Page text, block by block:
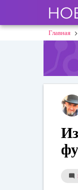
основному
User
Главная